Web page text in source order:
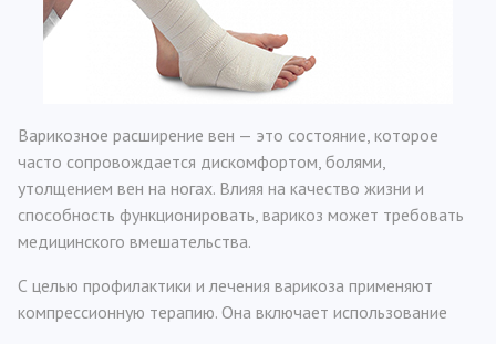
Варикозное расширение вен — это состояние, которое
часто сопровождается дискомфортом, болями,
утолщением вен на ногах. Влияя на качество жизни и
способность функционировать, варикоз может требовать
медицинского вмешательства.
С целью профилактики и лечения варикоза применяют
компрессионную терапию. Она включает использование